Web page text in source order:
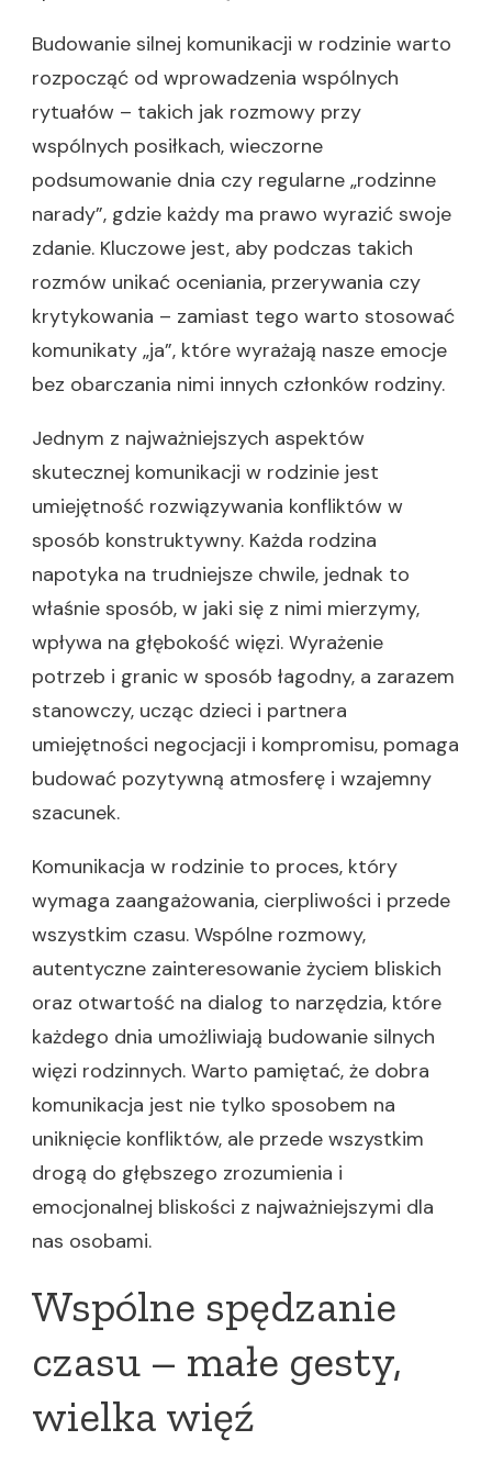
Budowanie silnej komunikacji w rodzinie warto
rozpocząć od wprowadzenia wspólnych
rytuałów – takich jak rozmowy przy
wspólnych posiłkach, wieczorne
podsumowanie dnia czy regularne „rodzinne
narady”, gdzie każdy ma prawo wyrazić swoje
zdanie. Kluczowe jest, aby podczas takich
rozmów unikać oceniania, przerywania czy
krytykowania – zamiast tego warto stosować
komunikaty „ja”, które wyrażają nasze emocje
bez obarczania nimi innych członków rodziny.
Jednym z najważniejszych aspektów
skutecznej komunikacji w rodzinie jest
umiejętność rozwiązywania konfliktów w
sposób konstruktywny. Każda rodzina
napotyka na trudniejsze chwile, jednak to
właśnie sposób, w jaki się z nimi mierzymy,
wpływa na głębokość więzi. Wyrażenie
potrzeb i granic w sposób łagodny, a zarazem
stanowczy, ucząc dzieci i partnera
umiejętności negocjacji i kompromisu, pomaga
budować pozytywną atmosferę i wzajemny
szacunek.
Komunikacja w rodzinie to proces, który
wymaga zaangażowania, cierpliwości i przede
wszystkim czasu. Wspólne rozmowy,
autentyczne zainteresowanie życiem bliskich
oraz otwartość na dialog to narzędzia, które
każdego dnia umożliwiają budowanie silnych
więzi rodzinnych. Warto pamiętać, że dobra
komunikacja jest nie tylko sposobem na
uniknięcie konfliktów, ale przede wszystkim
drogą do głębszego zrozumienia i
emocjonalnej bliskości z najważniejszymi dla
nas osobami.
Wspólne spędzanie
czasu – małe gesty,
wielka więź